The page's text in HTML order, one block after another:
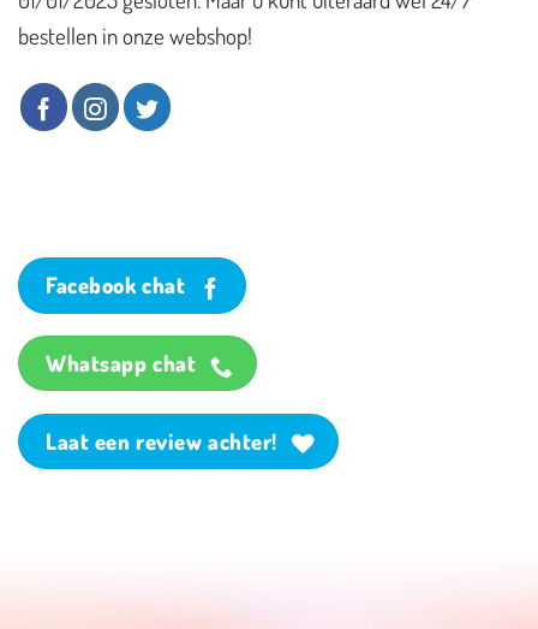
bestellen in onze webshop!
Facebook chat
Whatsapp chat
Laat een review achter!